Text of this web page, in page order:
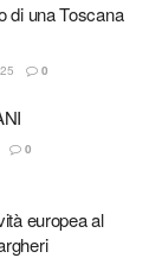
di una Toscana
0
0
europea al